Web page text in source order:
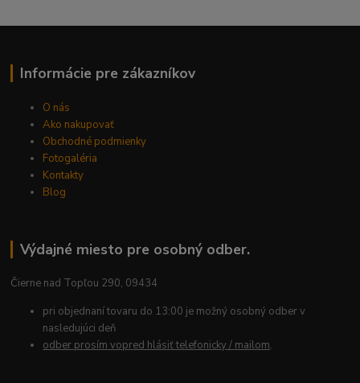
Informácie pre zákazníkov
O nás
Ako nakupovať
Obchodné podmienky
Fotogaléria
Kontakty
Blog
Výdajné miesto pre osobný odber.
Čierne nad Topľou 290, 09434
pri objednaní tovaru do 13:00 je možný osobný odber v
nasledujúci deň
odber prosím vopred hlásiť telefonicky / mailom.